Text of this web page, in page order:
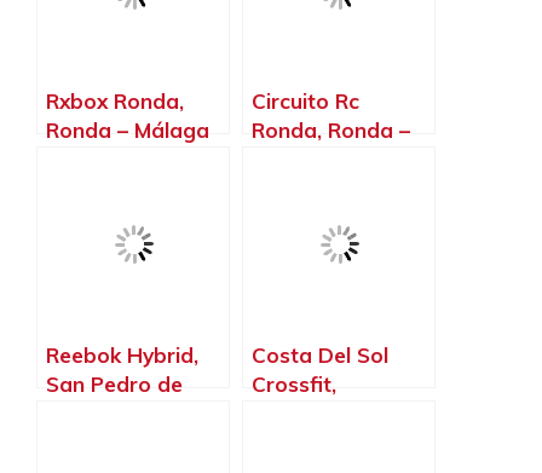
Rxbox Ronda,
Ronda – Málaga
Circuito Rc
Ronda, Ronda –
Reebok Hybrid,
San Pedro de
Costa Del Sol
Crossfit,